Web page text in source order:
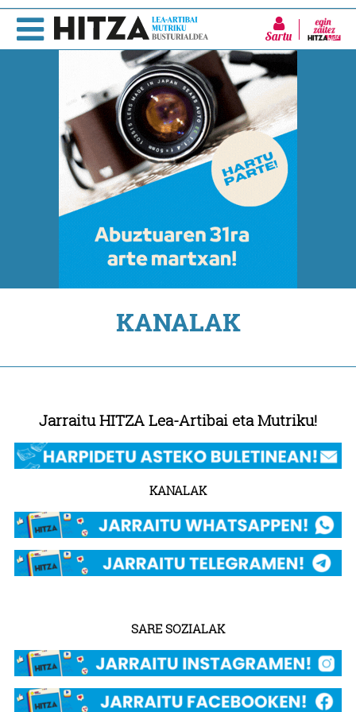
Sartu
KANALAK
Jarraitu HITZA Lea-Artibai eta Mutriku!
KANALAK
SARE SOZIALAK